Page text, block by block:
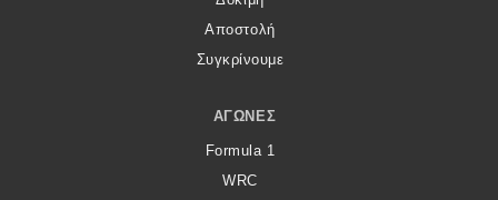
Αποστολή
Συγκρίνουμε
ΑΓΏΝΕΣ
Formula 1
WRC